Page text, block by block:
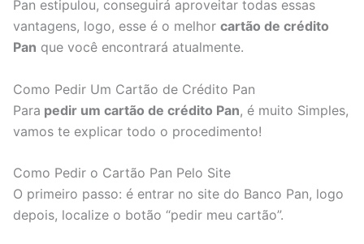
Pan estipulou, conseguirá aproveitar todas essas
vantagens, logo, esse é o melhor cartão de crédito
Pan que você encontrará atualmente.
Como Pedir Um Cartão de Crédito Pan
Para pedir um cartão de crédito Pan, é muito Simples,
vamos te explicar todo o procedimento!
Como Pedir o Cartão Pan Pelo Site
O primeiro passo: é entrar no site do Banco Pan, logo
depois, localize o botão “pedir meu cartão”.